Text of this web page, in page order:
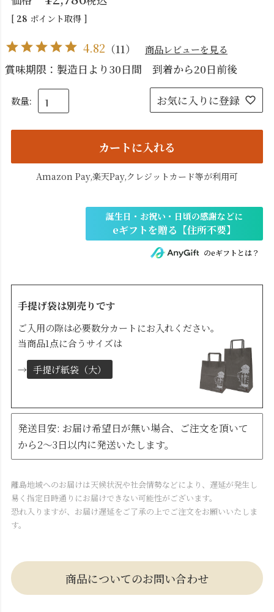
[ 28 ポイント取得 ]
4.82 （11） 商品レビューを見る
賞味期限：製造日より30日間 到着から20日前後
お気に入りに登録
カートに入れる
Amazon Pay,楽天Pay,クレジットカード等が利用可
のeギフトとは？
手提げ袋は別売りです
ご入用の際は必要数分カートにお入れください。
当商品1点に合うサイズは
→ 手提げ紙袋（大）
発送目安: お届け希望日が無い場合、ご注文を頂いて
から2～3日以内に発送いたします。
離島地域へのお届けは天候状況や社会情勢などにより、遅延が発生し
易く指定日時通りにお届けできない可能性がございます。
恐れ入りますが、お届け遅延をご了承の上でご注文をお願いいたしま
す。
商品についてのお問い合わせ